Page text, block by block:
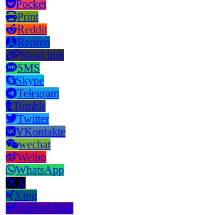
Pocket
Print
Reddit
Renren
Short link
SMS
Skype
Telegram
Tumblr
Twitter
VKontakte
wechat
Weibo
WhatsApp
X
Xing
Yahoo! Mail